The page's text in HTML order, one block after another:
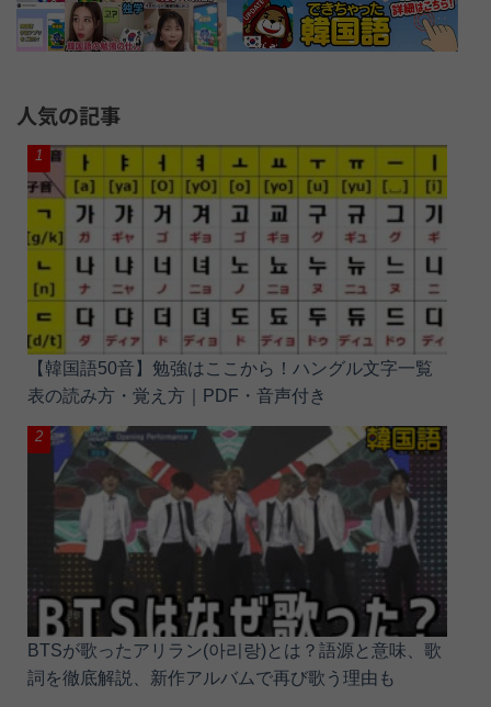
人気の記事
【韓国語50音】勉強はここから！ハングル文字一覧
表の読み方・覚え方｜PDF・音声付き
BTSが歌ったアリラン(아리랑)とは？語源と意味、歌
詞を徹底解説、新作アルバムで再び歌う理由も